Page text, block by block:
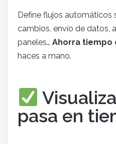
Define flujos automáticos
cambios, envío de datos,
paneles… Ahorra tiempo
haces a mano.
pasa en